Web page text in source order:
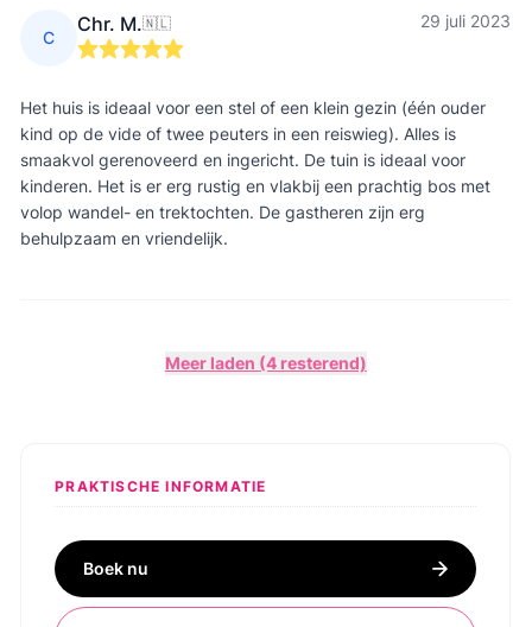
C
Chr. M.🇳🇱 29 juli 2023
Het huis is ideaal voor een stel of een klein gezin (één ouder
kind op de vide of twee peuters in een reiswieg). Alles is
smaakvol gerenoveerd en ingericht. De tuin is ideaal voor
kinderen. Het is er erg rustig en vlakbij een prachtig bos met
volop wandel- en trektochten. De gastheren zijn erg
behulpzaam en vriendelijk.
Meer laden (4 resterend)
PRAKTISCHE INFORMATIE
Boek nu